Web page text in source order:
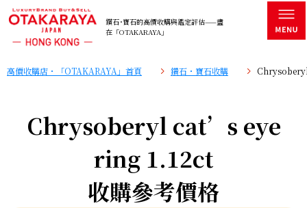
鑽石･寶石的高價收購與鑑定評估——盡
在「OTAKARAYA」
高價收購店・「OTAKARAYA」首頁 鑽石・寶石收購
Chrysoberyl cat’s eye
ring 1.12ct
收購參考價格